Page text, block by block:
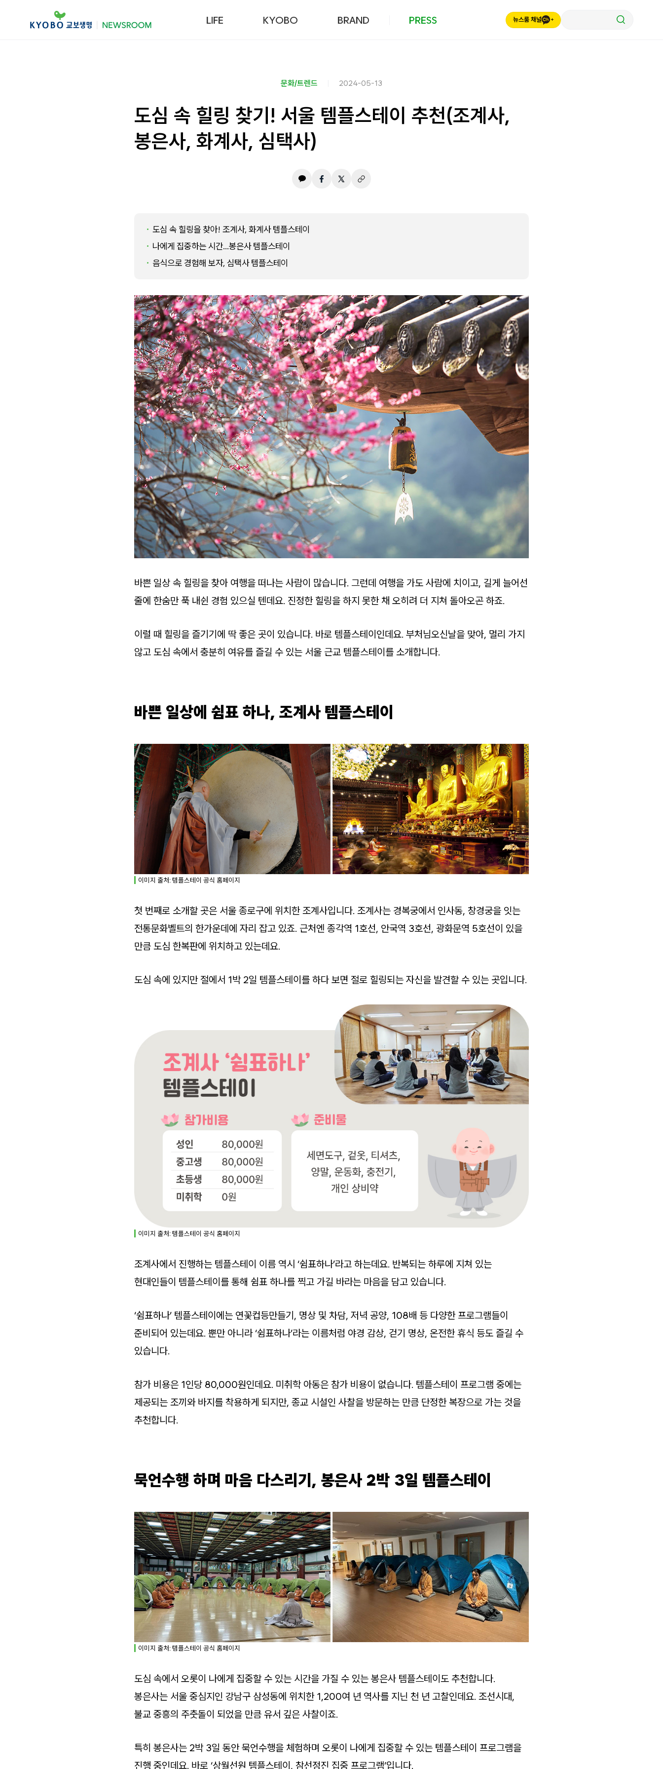
LIFE KYOBO BRAND PRESS 뉴스룸 채널
문화/트렌드 2024-05-13
도심 속 힐링 찾기! 서울 템플스테이 추천(조계사,
봉은사, 화계사, 심택사)
도심 속 힐링을 찾아! 조계사, 화계사 템플스테이
나에게 집중하는 시간…봉은사 템플스테이
음식으로 경험해 보자, 심택사 템플스테이
바쁜 일상 속 힐링을 찾아 여행을 떠나는 사람이 많습니다. 그런데 여행을 가도 사람에 치이고, 길게 늘어선
줄에 한숨만 푹 내쉰 경험 있으실 텐데요. 진정한 힐링을 하지 못한 채 오히려 더 지쳐 돌아오곤 하죠.
이럴 때 힐링을 즐기기에 딱 좋은 곳이 있습니다. 바로 템플스테이인데요. 부처님오신날을 맞아, 멀리 가지
않고 도심 속에서 충분히 여유를 즐길 수 있는 서울 근교 템플스테이를 소개합니다.
바쁜 일상에 쉼표 하나, 조계사 템플스테이
이미지 출처: 템플스테이 공식 홈페이지
첫 번째로 소개할 곳은 서울 종로구에 위치한 조계사입니다. 조계사는 경복궁에서 인사동, 창경궁을 잇는
전통문화벨트의 한가운데에 자리 잡고 있죠. 근처엔 종각역 1호선, 안국역 3호선, 광화문역 5호선이 있을
만큼 도심 한복판에 위치하고 있는데요.
도심 속에 있지만 절에서 1박 2일 템플스테이를 하다 보면 절로 힐링되는 자신을 발견할 수 있는 곳입니다.
이미지 출처: 템플스테이 공식 홈페이지
조계사에서 진행하는 템플스테이 이름 역시 ‘쉼표하나’라고 하는데요. 반복되는 하루에 지쳐 있는
현대인들이 템플스테이를 통해 쉼표 하나를 찍고 가길 바라는 마음을 담고 있습니다.
‘쉼표하나’ 템플스테이에는 연꽃컵등만들기, 명상 및 차담, 저녁 공양, 108배 등 다양한 프로그램들이
준비되어 있는데요. 뿐만 아니라 ‘쉼표하나’라는 이름처럼 야경 감상, 걷기 명상, 온전한 휴식 등도 즐길 수
있습니다.
참가 비용은 1인당 80,000원인데요. 미취학 아동은 참가 비용이 없습니다. 템플스테이 프로그램 중에는
제공되는 조끼와 바지를 착용하게 되지만, 종교 시설인 사찰을 방문하는 만큼 단정한 복장으로 가는 것을
추천합니다.
묵언수행 하며 마음 다스리기, 봉은사 2박 3일 템플스테이
이미지 출처: 템플스테이 공식 홈페이지
도심 속에서 오롯이 나에게 집중할 수 있는 시간을 가질 수 있는 봉은사 템플스테이도 추천합니다.
봉은사는 서울 중심지인 강남구 삼성동에 위치한 1,200여 년 역사를 지닌 천 년 고찰인데요. 조선시대,
불교 중흥의 주춧돌이 되었을 만큼 유서 깊은 사찰이죠.
특히 봉은사는 2박 3일 동안 묵언수행을 체험하며 오롯이 나에게 집중할 수 있는 템플스테이 프로그램을
진행 중인데요. 바로 ‘상월선원 템플스테이, 참선정진 집중 프로그램’입니다.